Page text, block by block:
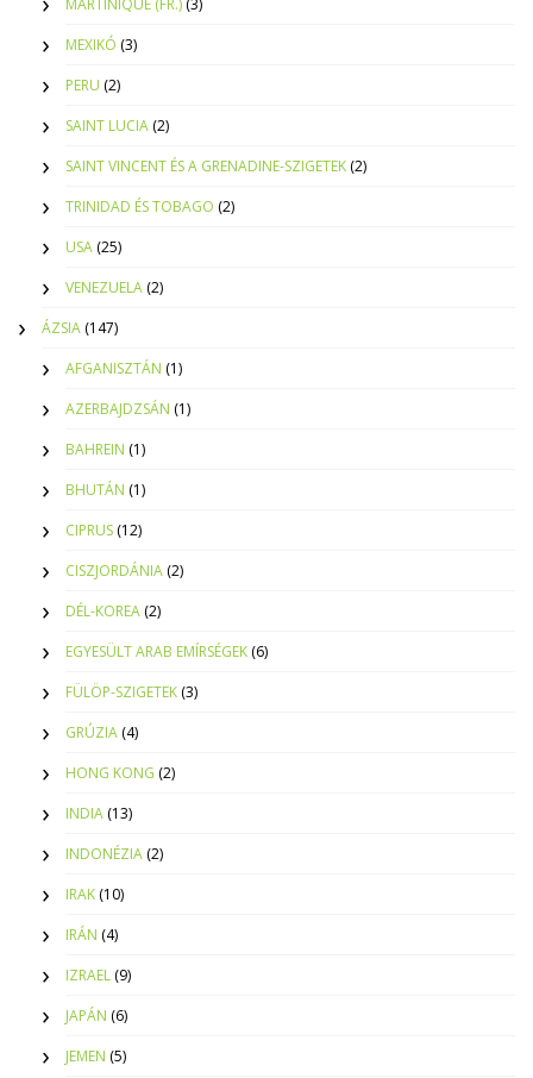
MARTINIQUE (FR.) (3)
MEXIKÓ (3)
PERU (2)
SAINT LUCIA (2)
SAINT VINCENT ÉS A GRENADINE-SZIGETEK (2)
TRINIDAD ÉS TOBAGO (2)
USA (25)
VENEZUELA (2)
ÁZSIA (147)
AFGANISZTÁN (1)
AZERBAJDZSÁN (1)
BAHREIN (1)
BHUTÁN (1)
CIPRUS (12)
CISZJORDÁNIA (2)
DÉL-KOREA (2)
EGYESÜLT ARAB EMÍRSÉGEK (6)
FÜLÖP-SZIGETEK (3)
GRÚZIA (4)
HONG KONG (2)
INDIA (13)
INDONÉZIA (2)
IRAK (10)
IRÁN (4)
IZRAEL (9)
JAPÁN (6)
JEMEN (5)